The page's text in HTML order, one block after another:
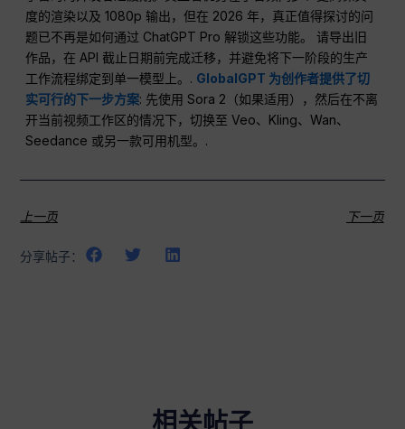
度的渲染以及 1080p 输出，但在 2026 年，真正值得探讨的问
题已不再是如何通过 ChatGPT Pro 解锁这些功能。 请导出旧
作品，在 API 截止日期前完成迁移，并避免将下一阶段的生产
工作流程绑定到单一模型上。. GlobalGPT 为创作者提供了切
实可行的下一步方案: 先使用 Sora 2（如果适用），然后在不离
开当前视频工作区的情况下，切换至 Veo、Kling、Wan、
Seedance 或另一款可用机型。.
上一页 下一页
分享帖子：